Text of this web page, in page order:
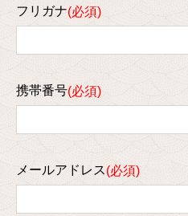
フリガナ
携帯番号
メールアドレス